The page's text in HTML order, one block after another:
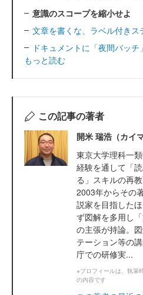
意識のスコープを縮小せよ
文章を書くな、ラベル付きス
ドキュメントに「夜間バッ
もっと読む
この記事の著者
開米 瑞浩（カイ
東京大学理科一
経験を通して「
る」スキルの再
2003年からその
説家を目指した
ず図解を多用し
の主張が持論。
テーション等の
庁での研修実...
※プロフィールは、執筆
の内容です